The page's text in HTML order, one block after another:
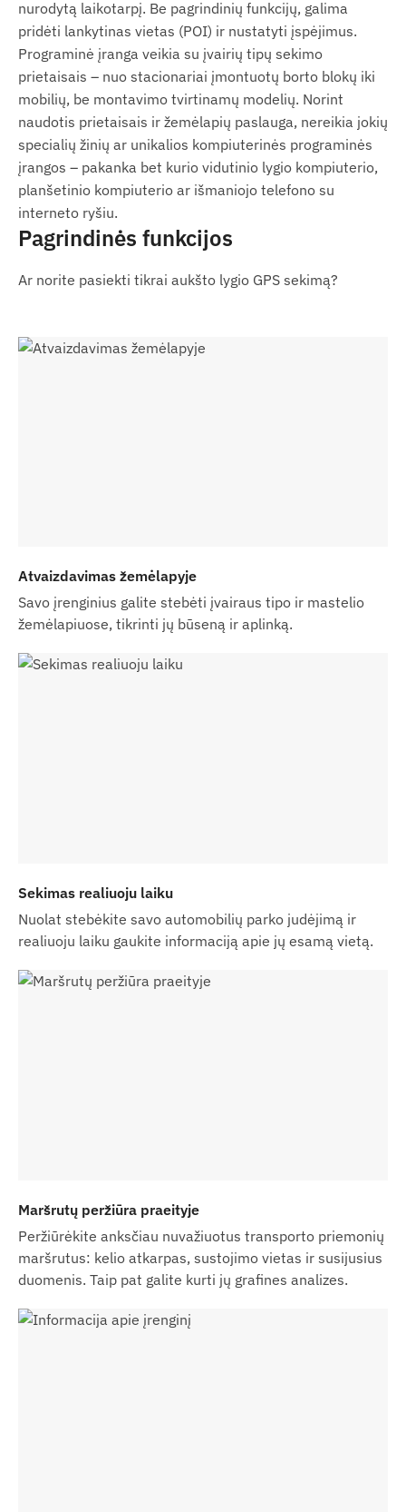
Dėklas saugiam laikymui.
Naudojimo sąlygos
Kad įrenginys veiktų normaliai, būtinas aktyvus
ryšys su palydovinėmis sistemomis ir mobiliojo
ryšio operatorių tinklais. Tai užtikrina duomenų
rinkimą ir perdavimą į naudotojo telefoną arba
centrinę sistemą. Įrenginys komunikuoja per
mobiliojo ryšio tinklą, naudodamas įdedamą
(keičiamą) SIM kortelę.
įrangos prenumeratą, bet ne SIM kortelę,
įrenginį pateiksime jau užregistruotą mūsų
sistemoje ir paruoštą darbui. Tačiau SIM
išlieka jūsų atsakomybe.
pranešimus, mūsų internetinėje parduotuvėje
kartu su įrenginiu įsigykite ir SMS kreditų kortelę.
Svetainėje pateikiami įrenginių aprašymai ir
vaizdai yra pagrįsti gamintojo paskelbta
informacija, kuri nevilada yra tiksli ar be klaidų.
nurodytą laikotarpį. Be pagrindinių funkcijų, galima
pridėti lankytinas vietas (POI) ir nustatyti įspėjimus.
Programinė įranga veikia su įvairių tipų sekimo
prietaisais – nuo stacionariai įmontuotų borto blokų iki
mobilių, be montavimo tvirtinamų modelių. Norint
naudotis prietaisais ir žemėlapių paslauga, nereikia jokių
specialių žinių ar unikalios kompiuterinės programinės
įrangos – pakanka bet kurio vidutinio lygio kompiuterio,
planšetinio kompiuterio ar išmaniojo telefono su
interneto ryšiu.
Pagrindinės funkcijos
Ar norite pasiekti tikrai aukšto lygio GPS sekimą?
Atvaizdavimas žemėlapyje
Savo įrenginius galite stebėti įvairaus tipo ir mastelio
žemėlapiuose, tikrinti jų būseną ir aplinką.
Sekimas realiuoju laiku
Nuolat stebėkite savo automobilių parko judėjimą ir
realiuoju laiku gaukite informaciją apie jų esamą vietą.
Maršrutų peržiūra praeityje
Peržiūrėkite anksčiau nuvažiuotus transporto priemonių
maršrutus: kelio atkarpas, sustojimo vietas ir susijusius
duomenis. Taip pat galite kurti jų grafines analizes.